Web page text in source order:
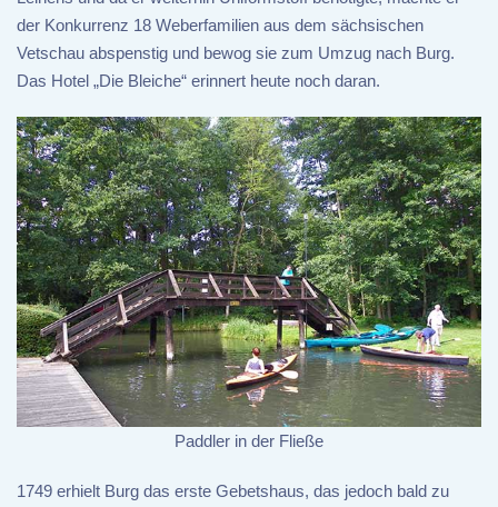
der Konkurrenz 18 Weberfamilien aus dem sächsischen
Vetschau abspenstig und bewog sie zum Umzug nach Burg.
Das Hotel „Die Bleiche“ erinnert heute noch daran.
Paddler in der Fließe
1749 erhielt Burg das erste Gebetshaus, das jedoch bald zu